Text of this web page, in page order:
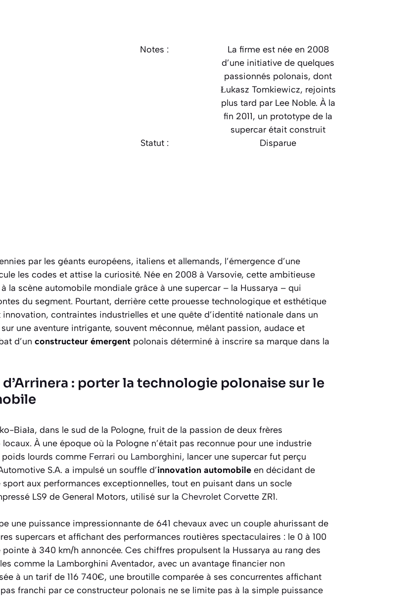
Notes :
La firme est née en 2008
d’une initiative de quelques
passionnés polonais, dont
Łukasz Tomkiewicz, rejoints
plus tard par Lee Noble. À la
fin 2011, un prototype de la
supercar était construit
Statut :
Disparue
par les géants européens, italiens et allemands, l’émergence d’une
les codes et attise la curiosité. Née en 2008 à Varsovie, cette ambitieuse
la scène automobile mondiale grâce à une supercar – la Hussarya – qui
du segment. Pourtant, derrière cette prouesse technologique et esthétique
contraintes industrielles et une quête d’identité nationale dans un
une aventure intrigante, souvent méconnue, mêlant passion, audace et
d’un constructeur émergent polonais déterminé à inscrire sa marque dans la
: porter la technologie polonaise sur le
Biała, dans le sud de la Pologne, fruit de la passion de deux frères
À une époque où la Pologne n’était pas reconnue pour une industrie
lourds comme Ferrari ou Lamborghini, lancer une supercar fut perçu
S.A. a impulsé un souffle d’innovation automobile en décidant de
aux performances exceptionnelles, tout en puisant dans un socle
LS9 de General Motors, utilisé sur la Chevrolet Corvette ZR1.
une puissance impressionnante de 641 chevaux avec un couple ahurissant de
supercars et affichant des performances routières spectaculaires : le 0 à 100
à 340 km/h annoncée. Ces chiffres propulsent la Hussarya au rang des
comme la Lamborghini Aventador, avec un avantage financier non
à un tarif de 116 740€, une broutille comparée à ses concurrentes affichant
franchi par ce constructeur polonais ne se limite pas à la simple puissance